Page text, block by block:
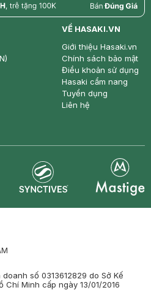
price
VỀ HASAKI.VN
Giới thiệu Hasaki.vn
Chính sách bảo mật
Điều khoản sử dụng
Hasaki cẩm nang
Tuyển dụng
Liên hệ
số 0313612829 do Sở Kế
Minh cấp ngày 13/01/2016